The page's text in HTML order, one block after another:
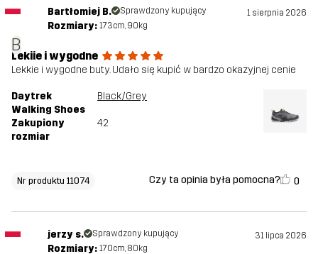
B
Bartłomiej B. Sprawdzony kupujący 1 sierpnia 2026
Rozmiary: 173cm, 90kg
Lekiie i wygodne
Lekkie i wygodne buty. Udało się kupić w bardzo okazyjnej cenie
Daytrek
Walking Shoes
Black/Grey
Zakupiony
rozmiar
42
Nr produktu 11074 Czy ta opinia była pomocna? 0
jerzy s. Sprawdzony kupujący 31 lipca 2026
Rozmiary: 170cm, 80kg